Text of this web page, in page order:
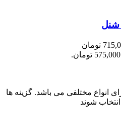
قیمت اصلی: 715,000 تومان
انواع مختلفی می باشد. گزینه ها
شوند